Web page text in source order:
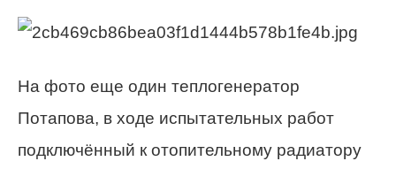
На фото еще один теплогенератор
Потапова, в ходе испытательных работ
подключённый к отопительному радиатору